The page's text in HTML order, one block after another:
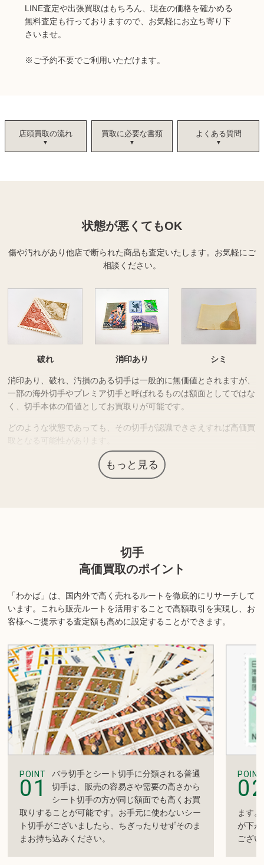
LINE査定や出張買取はもちろん、現在の価格を確かめる
無料査定も行っておりますので、お気軽にお立ち寄り下
さいませ。
※ご予約不要でご利用いただけます。
店頭買取の流れ 買取に必要な書類 よくある質問
状態が悪くてもOK
傷や汚れがあり他店で断られた商品も査定いたします。 お気軽にご
相談ください。
破れ 消印あり シミ
消印あり、破れ、汚損のある切手は一般的に無価値とされますが、
一部の海外切手やプレミア切手と呼ばれるものは額面としてではな
く、切手本体の価値としてお買取りが可能です。
どのような状態であっても、その切手が認識できさえすれば高価買
取となる
可能性 があります。
海外の切手だから使わない…消印や破れがあるので使えない…とい
って処分する前に無料査定をご検討ください。
商品の状態や内容によっては、お買取できない場合がございま
す。詳しくは店舗までお問い合わせください。
もっと見る
切手
高価買取のポイント
「わかば」は、国内外で高く売れるルートを徹底的にリサーチして
います。 これら販売ルートを活用することで高額取引を実現し、お
客様へご提示する査定額も高めに設定することができます。
POINT
01
バラ切手とシート切手に分類される普通
切手は、販売の容易さや需要の高さから
シート切手の方が同じ額面でも高くお買
取りすることが可能です。お手元に使わないシー
ト切手がございましたら、ちぎったりせずそのま
まお持ち込みください。
POINT
ます
が下
ござ